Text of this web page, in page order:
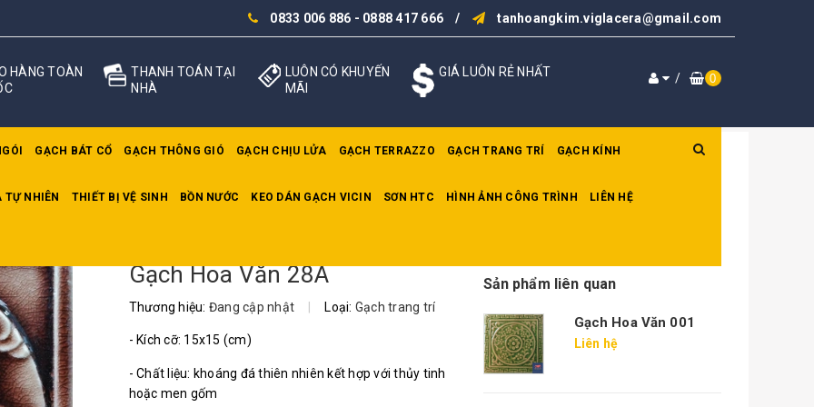
0833 006 886 - 0888 417 666 / tanhoangkim.viglacera@gmail.com
HÀNG TOÀN
THANH TOÁN TẠI
NHÀ
LUÔN CÓ KHUYẾN
MÃI
GIÁ LUÔN RẺ NHẤT / 0
GẠCH BÁT CỔ GẠCH THÔNG GIÓ GẠCH CHỊU LỬA GẠCH TERRAZZO GẠCH TRANG TRÍ GẠCH KÍNH
TỰ NHIÊN THIẾT BỊ VỆ SINH BỒN NƯỚC KEO DÁN GẠCH VICIN SƠN HTC HÌNH ẢNH CÔNG TRÌNH LIÊN HỆ
Văn 28A
Gạch Hoa Văn 28A
Thương hiệu: Đang cập nhật Loại: Gạch trang trí
- Kích cỡ: 15x15 (cm)
- Chất liệu: khoáng đá thiên nhiên kết hợp với thủy tinh
hoặc men gốm
Sản phẩm liên quan
Gạch Hoa Văn 001
Liên hệ